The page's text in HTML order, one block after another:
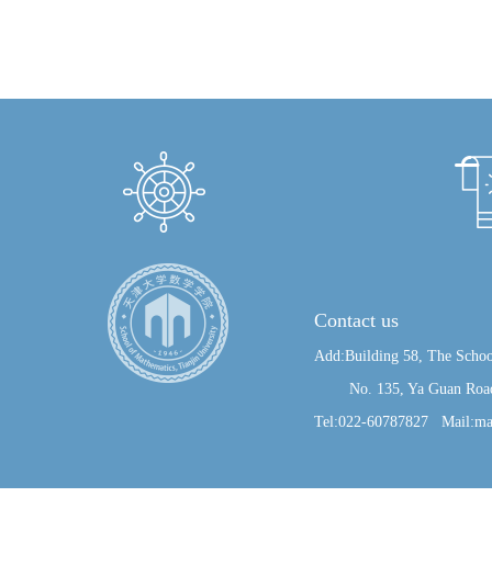
Contact us
Add:Building 58, The
No. 135, Ya Guan
Tel:022-60787827